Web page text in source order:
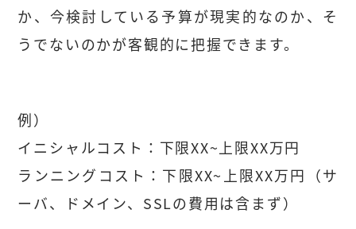
か、今検討している予算が現実的なのか、そ
うでないのかが客観的に把握できます。
例）
イニシャルコスト：下限XX~上限XX万円
ランニングコスト：下限XX~上限XX万円（サ
ーバ、ドメイン、SSLの費用は含まず）